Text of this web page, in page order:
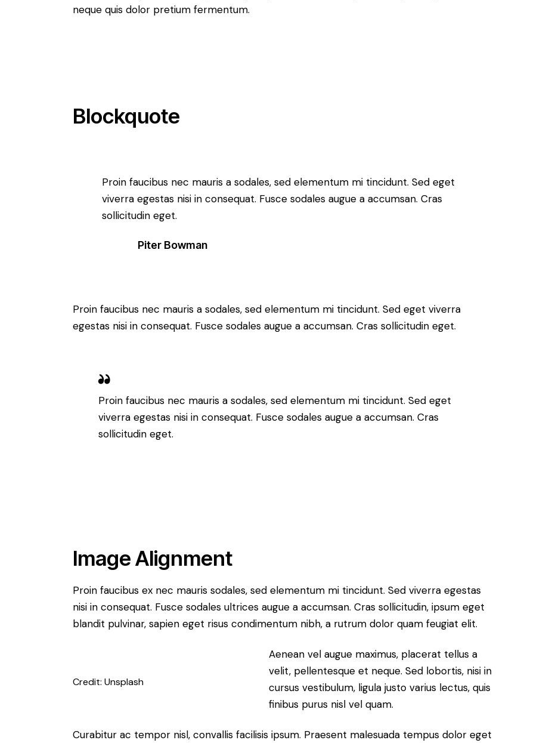
neque quis dolor pretium fermentum.
Blockquote
Proin faucibus nec mauris a sodales, sed elementum mi tincidunt. Sed eget
viverra egestas nisi in consequat. Fusce sodales augue a accumsan. Cras
sollicitudin eget.
Piter Bowman
Proin faucibus nec mauris a sodales, sed elementum mi tincidunt. Sed eget viverra
egestas nisi in consequat. Fusce sodales augue a accumsan. Cras sollicitudin eget.
Proin faucibus nec mauris a sodales, sed elementum mi tincidunt. Sed eget
viverra egestas nisi in consequat. Fusce sodales augue a accumsan. Cras
sollicitudin eget.
Image Alignment
Proin faucibus ex nec mauris sodales, sed elementum mi tincidunt. Sed viverra egestas
nisi in consequat. Fusce sodales ultrices augue a accumsan. Cras sollicitudin, ipsum eget
blandit pulvinar, sapien eget risus condimentum nibh, a rutrum dolor quam feugiat elit.
Credit: Unsplash
Aenean vel augue maximus, placerat tellus a
velit, pellentesque et neque. Sed lobortis, nisi in
cursus vestibulum, ligula justo varius lectus, quis
finibus purus nisl vel quam.
Curabitur ac tempor nisl, convallis facilisis ipsum. Praesent malesuada tempus dolor eget